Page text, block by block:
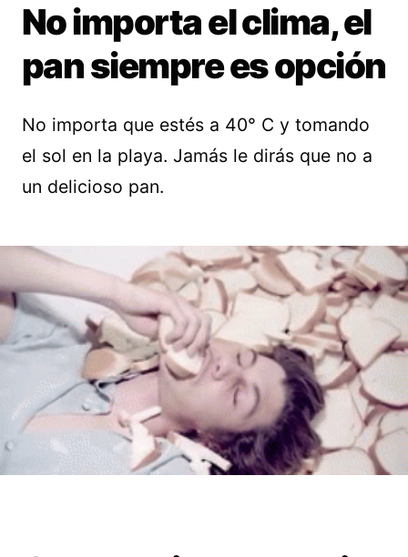
No importa el clima, el
pan siempre es opción
No importa que estés a 40° C y tomando
el sol en la playa. Jamás le dirás que no a
un delicioso pan.